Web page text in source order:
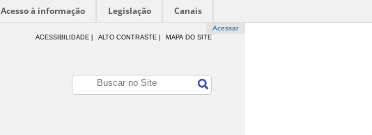
Acesso à informação Legislação Canais
Acessar
ACESSIBILIDADE ALTO CONTRASTE | MAPA DO SITE